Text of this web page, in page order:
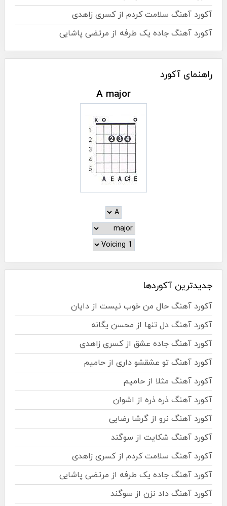
آکورد آهنگ سلامت کردم از کسری زاهدی
آکورد آهنگ جاده یک طرفه از مرتضی پاشایی
راهنمای آکورد
A major
جدیدترین آکوردها
آکورد آهنگ حال من خوب نیست از دایان
آکورد آهنگ دل تنها از محسن یگانه
آکورد آهنگ جاده عشق از کسری زاهدی
آکورد آهنگ تو عشقشو داری از حامیم
آکورد آهنگ مثلا از حامیم
آکورد آهنگ ذره ذره از اشوان
آکورد آهنگ نرو از گرشا رضایی
آکورد آهنگ شکایت از سوگند
آکورد آهنگ سلامت کردم از کسری زاهدی
آکورد آهنگ جاده یک طرفه از مرتضی پاشایی
آکورد آهنگ داد نزن از سوگند